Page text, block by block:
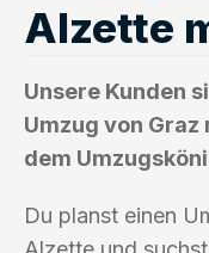
Alzette
Unsere Kunden
Umzug von
dem
Du planst einen